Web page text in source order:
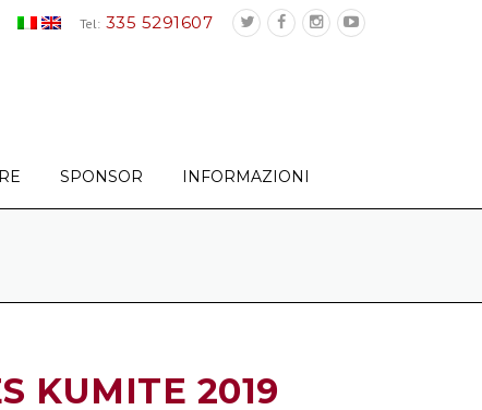
Tel: 335 5291607
SPONSOR INFORMAZIONI
KUMITE 2019